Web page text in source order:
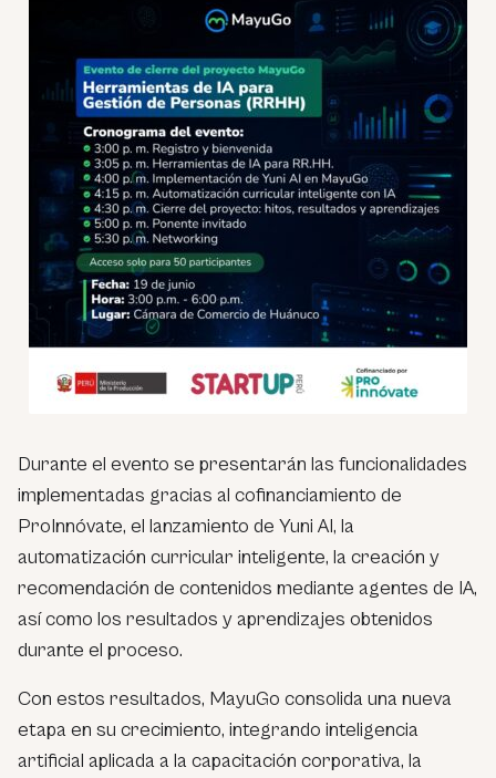
Durante el evento se presentarán las funcionalidades
implementadas gracias al cofinanciamiento de
ProInnóvate, el lanzamiento de Yuni AI, la
automatización curricular inteligente, la creación y
recomendación de contenidos mediante agentes de IA,
así como los resultados y aprendizajes obtenidos
durante el proceso.
Con estos resultados, MayuGo consolida una nueva
etapa en su crecimiento, integrando inteligencia
artificial aplicada a la capacitación corporativa, la